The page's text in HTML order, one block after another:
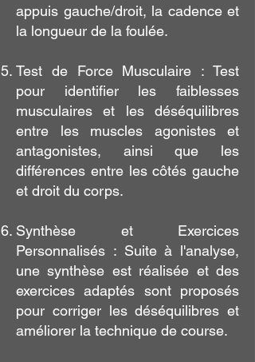
appuis gauche/droit, la cadence et
la longueur de la foulée.
Test de Force Musculaire : Test
pour identifier les faiblesses
musculaires et les déséquilibres
entre les muscles agonistes et
antagonistes, ainsi que les
différences entre les côtés gauche
et droit du corps.
Synthèse et Exercices
Personnalisés : Suite à l'analyse,
une synthèse est réalisée et des
exercices adaptés sont proposés
pour corriger les déséquilibres et
améliorer la technique de course.